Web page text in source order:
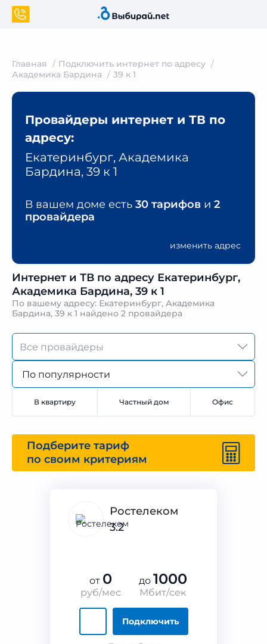
Главная
Подключить интернет по адресу
Академика Бардина
39 к 1
изменить адрес
Провайдеры интернет и ТВ по
адресу:
Екатеринбург, Академика
Бардина, 39 к 1
В вашем доме есть 30 тарифов и 2
провайдера
Интернет и ТВ по адресу Екатеринбург,
Академика Бардина, 39 к 1
По вашему адресу: Екатеринбург, Академика
Бардина, 39 к 1 найдено 2 провайдера
По популярности
В квартиру Частный дом Офис
Подберите тариф
по своим критериям
Ростелеком
3.2
от 0
руб/мес
до 1000
Мбит/сек
Подключить